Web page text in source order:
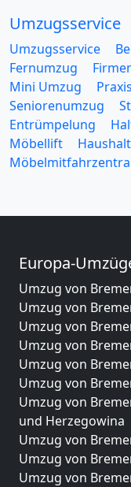
Umzugsservice
Umzugsservice
Fernumzug
Mini Umzug
Seniorenumzug
Entrümpelung
Möbellift
Europa-
Umzug von
Umzug von
Umzug von
Umzug von
Umzug von
Umzug von
Umzug von
und Herzegowina
Umzug von
Umzug von
Umzug von